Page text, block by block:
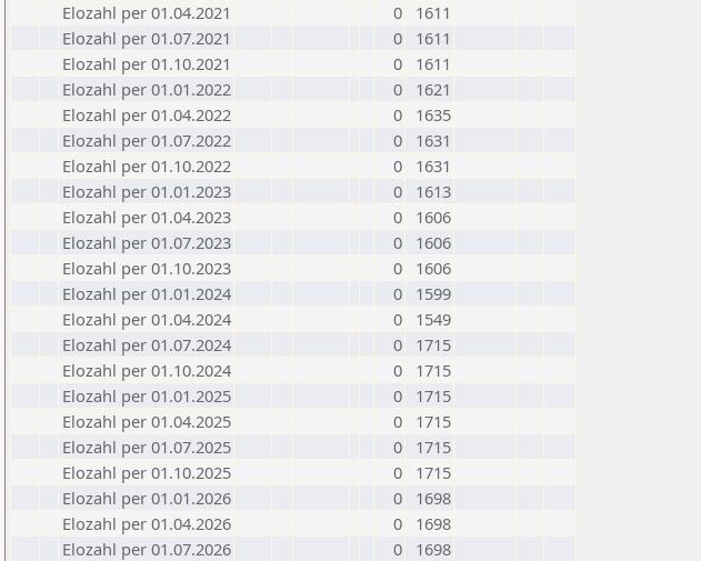
Elozahl per 01.04.2021
0
1611
Elozahl per 01.07.2021
0
1611
Elozahl per 01.10.2021
0
1611
Elozahl per 01.01.2022
0
1621
Elozahl per 01.04.2022
0
1635
Elozahl per 01.07.2022
0
1631
Elozahl per 01.10.2022
0
1631
Elozahl per 01.01.2023
0
1613
Elozahl per 01.04.2023
0
1606
Elozahl per 01.07.2023
0
1606
Elozahl per 01.10.2023
0
1606
Elozahl per 01.01.2024
0
1599
Elozahl per 01.04.2024
0
1549
Elozahl per 01.07.2024
0
1715
Elozahl per 01.10.2024
0
1715
Elozahl per 01.01.2025
0
1715
Elozahl per 01.04.2025
0
1715
Elozahl per 01.07.2025
0
1715
Elozahl per 01.10.2025
0
1715
Elozahl per 01.01.2026
0
1698
Elozahl per 01.04.2026
0
1698
Elozahl per 01.07.2026
0 1698